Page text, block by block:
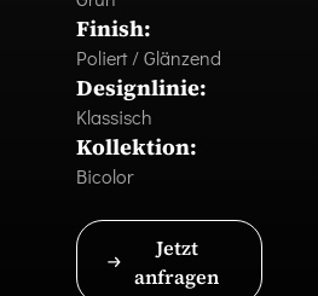
Finish:
Poliert / Glänzend
Designlinie:
Klassisch
Kollektion:
Bicolor
Jetzt
anfragen